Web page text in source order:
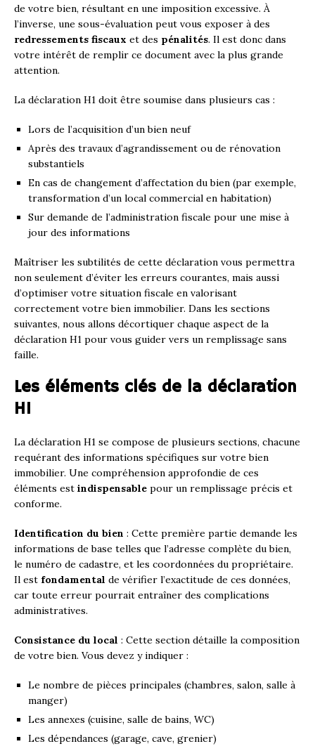
de votre bien, résultant en une imposition excessive. À
l’inverse, une sous-évaluation peut vous exposer à des
redressements fiscaux et des pénalités. Il est donc dans
votre intérêt de remplir ce document avec la plus grande
attention.
La déclaration H1 doit être soumise dans plusieurs cas :
Lors de l’acquisition d’un bien neuf
Après des travaux d’agrandissement ou de rénovation
substantiels
En cas de changement d’affectation du bien (par exemple,
transformation d’un local commercial en habitation)
Sur demande de l’administration fiscale pour une mise à
jour des informations
Maîtriser les subtilités de cette déclaration vous permettra
non seulement d’éviter les erreurs courantes, mais aussi
d’optimiser votre situation fiscale en valorisant
correctement votre bien immobilier. Dans les sections
suivantes, nous allons décortiquer chaque aspect de la
déclaration H1 pour vous guider vers un remplissage sans
faille.
Les éléments clés de la déclaration
H1
La déclaration H1 se compose de plusieurs sections, chacune
requérant des informations spécifiques sur votre bien
immobilier. Une compréhension approfondie de ces
éléments est indispensable pour un remplissage précis et
conforme.
Identification du bien : Cette première partie demande les
informations de base telles que l’adresse complète du bien,
le numéro de cadastre, et les coordonnées du propriétaire.
Il est fondamental de vérifier l’exactitude de ces données,
car toute erreur pourrait entraîner des complications
administratives.
Consistance du local : Cette section détaille la composition
de votre bien. Vous devez y indiquer :
Le nombre de pièces principales (chambres, salon, salle à
manger)
Les annexes (cuisine, salle de bains, WC)
Les dépendances (garage, cave, grenier)